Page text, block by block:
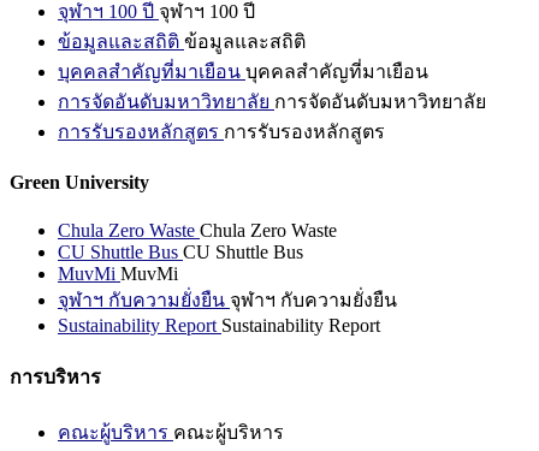
จุฬาฯ 100 ปี จุฬาฯ 100 ปี
ข้อมูลและสถิติ ข้อมูลและสถิติ
บุคคลสำคัญที่มาเยือน บุคคลสำคัญที่มาเยือน
การจัดอันดับมหาวิทยาลัย การจัดอันดับมหาวิทยาลัย
การรับรองหลักสูตร การรับรองหลักสูตร
Green University
Chula Zero Waste Chula Zero Waste
CU Shuttle Bus CU Shuttle Bus
MuvMi MuvMi
จุฬาฯ กับความยั่งยืน จุฬาฯ กับความยั่งยืน
Sustainability Report Sustainability Report
การบริหาร
คณะผู้บริหาร คณะผู้บริหาร